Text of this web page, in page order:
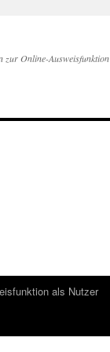
zur Online-Ausweisfunktion
als Nutzer